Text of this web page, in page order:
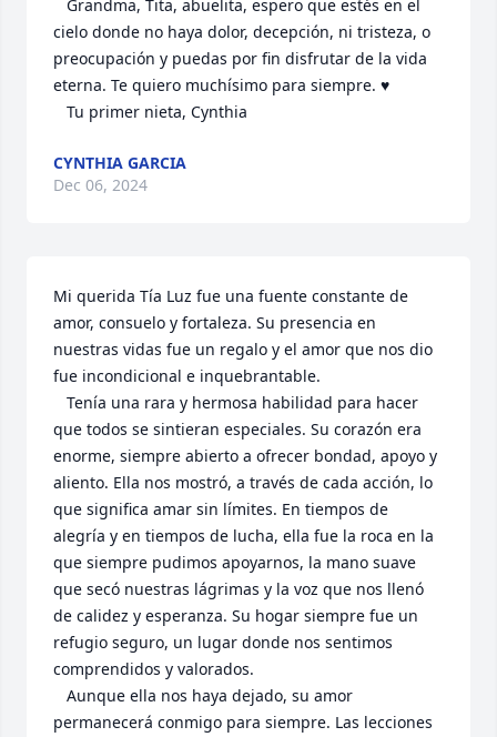
cielo donde no haya dolor, decepción, ni tristeza, o
preocupación y puedas por fin disfrutar de la vida
eterna. Te quiero muchísimo para siempre. ♥️
   Tu primer nieta, Cynthia
CYNTHIA GARCIA
Dec 06, 2024
Mi querida Tía Luz fue una fuente constante de
amor, consuelo y fortaleza. Su presencia en
nuestras vidas fue un regalo y el amor que nos dio
fue incondicional e inquebrantable.
que todos se sintieran especiales. Su corazón era
enorme, siempre abierto a ofrecer bondad, apoyo y
aliento. Ella nos mostró, a través de cada acción, lo
que significa amar sin límites. En tiempos de
alegría y en tiempos de lucha, ella fue la roca en la
que siempre pudimos apoyarnos, la mano suave
que secó nuestras lágrimas y la voz que nos llenó
de calidez y esperanza. Su hogar siempre fue un
refugio seguro, un lugar donde nos sentimos
comprendidos y valorados.
permanecerá conmigo para siempre. Las lecciones